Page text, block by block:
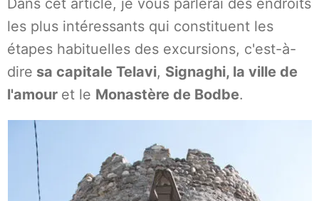
Dans cet article, je vous parlerai des endroits
les plus intéressants qui constituent les
étapes habituelles des excursions, c'est-à-
dire sa capitale Telavi, Signaghi, la ville de
l'amour et le Monastère de Bodbe.